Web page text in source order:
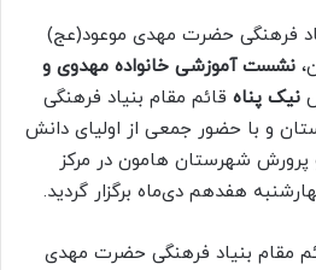
فرهنگی حضرت مهدی موعود(عج)
نشست آموزشی خانواده مهدوی و
نیک پناه قائم مقام بنیاد فرهنگی
و با حضور جمعی از اولیای دانش
پرورش شهرستان هامون در مرکز
هفدهم دی‌ماه برگزار گردید.
مقام بنیاد فرهنگی حضرت مهدی